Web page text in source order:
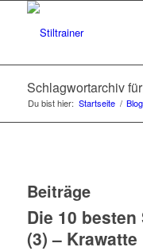
Schlagwortarchiv
Du bist hier: Startseite / Blog
Beiträge
Die 10
(3) – Krawatte